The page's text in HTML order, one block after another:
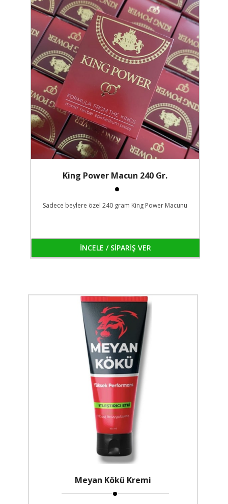
King Power Macun 240 Gr.
Sadece beylere özel 240 gram King Power Macunu
İNCELE / SİPARİŞ VER
Meyan Kökü Kremi